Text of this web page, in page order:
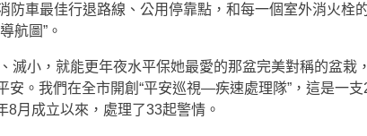
防車最佳行退路線、公用停靠點，和每一個室外消火栓
航圖”。
滅小，就能更年夜水平保她最愛的那盆完美對稱的盆
。我們在全市開創“平安巡視—疾速處理隊”，這是一
月成立以來，處理了33起警情。